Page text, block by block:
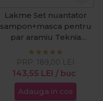
Lakme Set nuantator
sampon+masca pentru
par aramiu Teknia
Refresh Saffron Copper
143,55 LEI / buc
PRP: 189,00 LEI
Adauga in cos